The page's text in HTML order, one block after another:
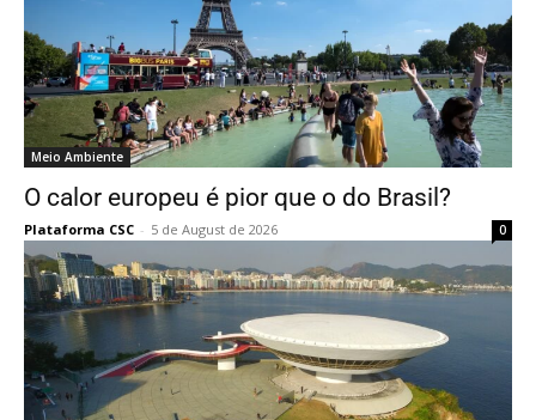
Meio Ambiente
O calor europeu é pior que o do Brasil?
Plataforma CSC - 5 de August de 2026 0